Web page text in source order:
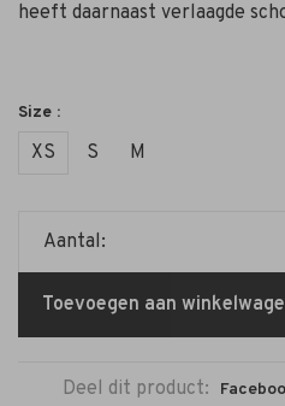
heeft daarnaast verlaagde
Size :
XS S M
Aantal:
Toevoegen aan
Deel dit product: